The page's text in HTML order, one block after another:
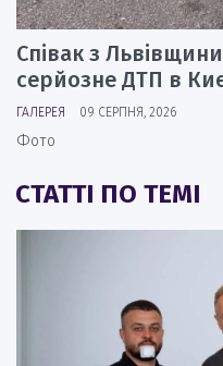
Співак з
серйозне ДТП в
ГАЛЕРЕЯ 09 СЕРПНЯ, 2026
Фото
СТАТТІ ПО ТЕМІ